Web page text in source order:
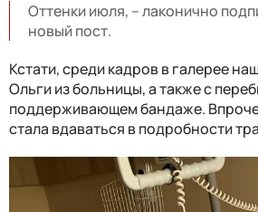
Оттенки июля, – лаконично
новый пост.
Кстати, среди кадров в галерее
Ольги из больницы, а также с
поддерживающем бандаже.
стала вдаваться в подробности